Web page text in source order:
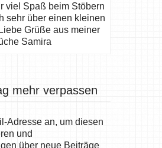
viel Spaß beim Stöbern
sehr über einen kleinen
Grüße aus meiner
Samira
mehr verpassen
Adresse an, um diesen
und
über neue Beiträge